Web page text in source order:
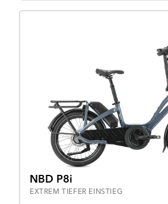
NBD P8i
EXTREM TIEFER EINSTIEG